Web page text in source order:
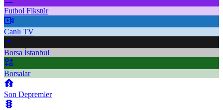
Futbol Fikstür
Canlı TV
Borsa İstanbul
Borsalar
Son Depremler